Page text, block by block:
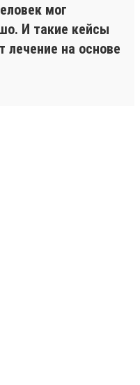
мог
И такие кейсы
на основе